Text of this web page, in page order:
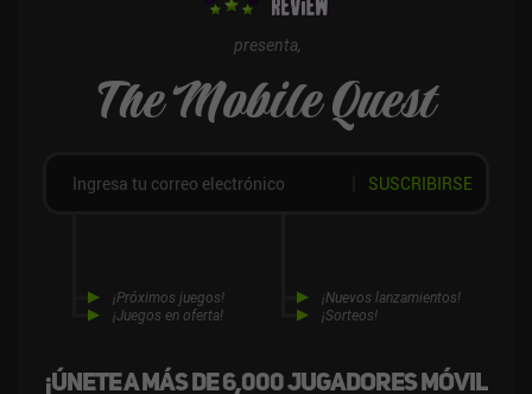
presenta,
The Mobile Quest
¡Únete a más de 6,000 jugadores móvil
¡Próximos juegos!
¡Juegos en oferta!
¡Nuevos lanzamientos!
¡Sorteos!
SUSCRIBIRSE